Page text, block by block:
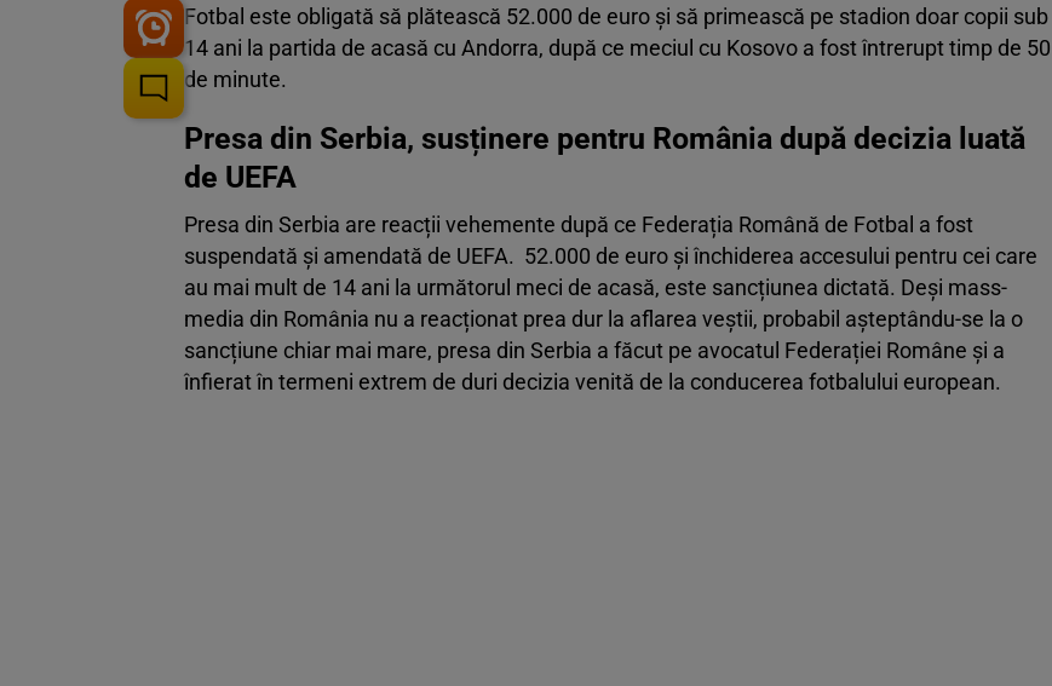
Fotbal este obligată să plătească 52.000 de euro și să primească pe stadion doar copii sub
14 ani la partida de acasă cu Andorra, după ce meciul cu Kosovo a fost întrerupt timp de 50
de minute.
Presa din Serbia, susținere pentru România după decizia luată
de UEFA
Presa din Serbia are reacții vehemente după ce Federația Română de Fotbal a fost
suspendată și amendată de UEFA. 52.000 de euro și închiderea accesului pentru cei care
au mai mult de 14 ani la următorul meci de acasă, este sancțiunea dictată. Deși mass-
media din România nu a reacționat prea dur la aflarea veștii, probabil așteptându-se la o
sancțiune chiar mai mare, presa din Serbia a făcut pe avocatul Federației Române și a
înfierat în termeni extrem de duri decizia venită de la conducerea fotbalului european.